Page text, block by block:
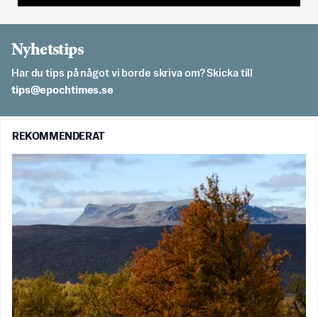
Nyhetstips
Har du tips på något vi borde skriva om? Skicka till
es.semithcope@spit
REKOMMENDERAT